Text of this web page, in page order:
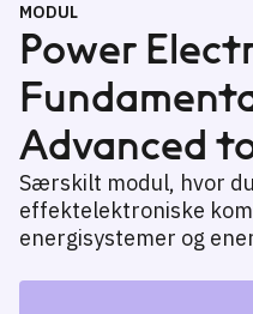
MODUL
Power
Advanced
Særskilt modul, hvor
effektelektroniske
energisystemer og